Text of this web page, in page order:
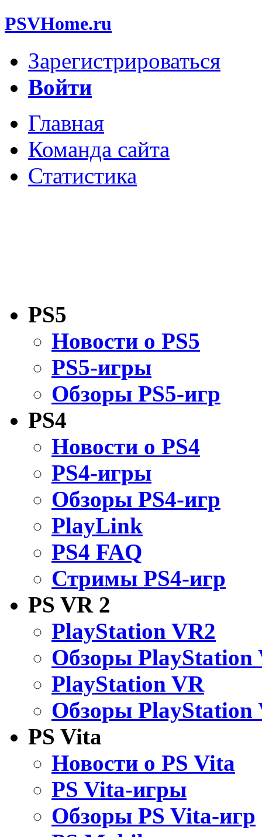
PSVHome.ru
Зарегистрироваться
Войти
Главная
Команда сайта
Статистика
PS5
Новости о PS5
PS5-игры
Обзоры PS5-игр
PS4
Новости о PS4
PS4-игры
Обзоры PS4-игр
PlayLink
PS4 FAQ
Стримы PS4-игр
PS VR 2
PlayStation VR2
Обзоры PlayStation
PlayStation VR
Обзоры PlayStation
PS Vita
Новости о PS Vita
PS Vita-игры
Обзоры PS Vita-игр